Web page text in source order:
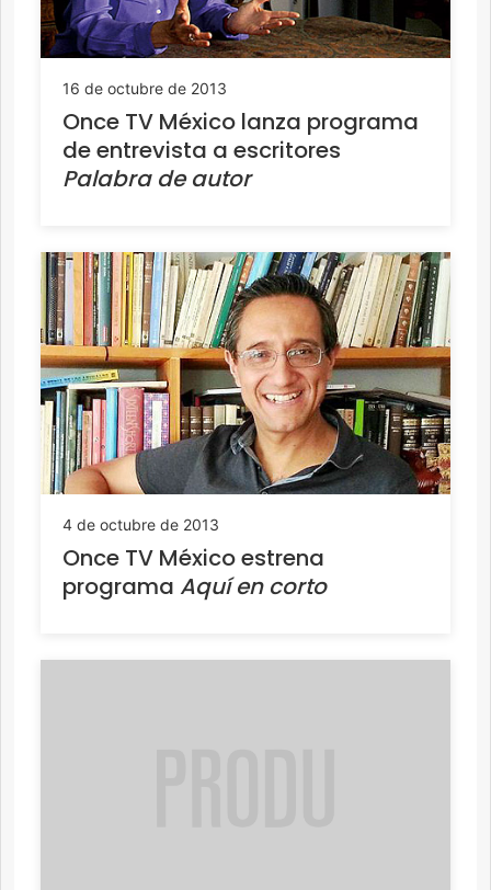
16 de octubre de 2013
Once TV México lanza programa
de entrevista a escritores
Palabra de autor
4 de octubre de 2013
Once TV México estrena
programa Aquí en corto